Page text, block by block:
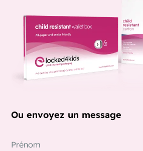
Ou envoyez un message